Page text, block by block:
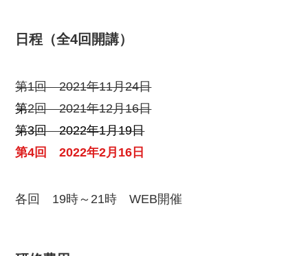
日程（全4回開講）
第1回 2021年11月24日
第2回 2021年12月16日
第3回 2022年1月19日
第4回 2022年2月16日
各回 19時～21時 WEB開催